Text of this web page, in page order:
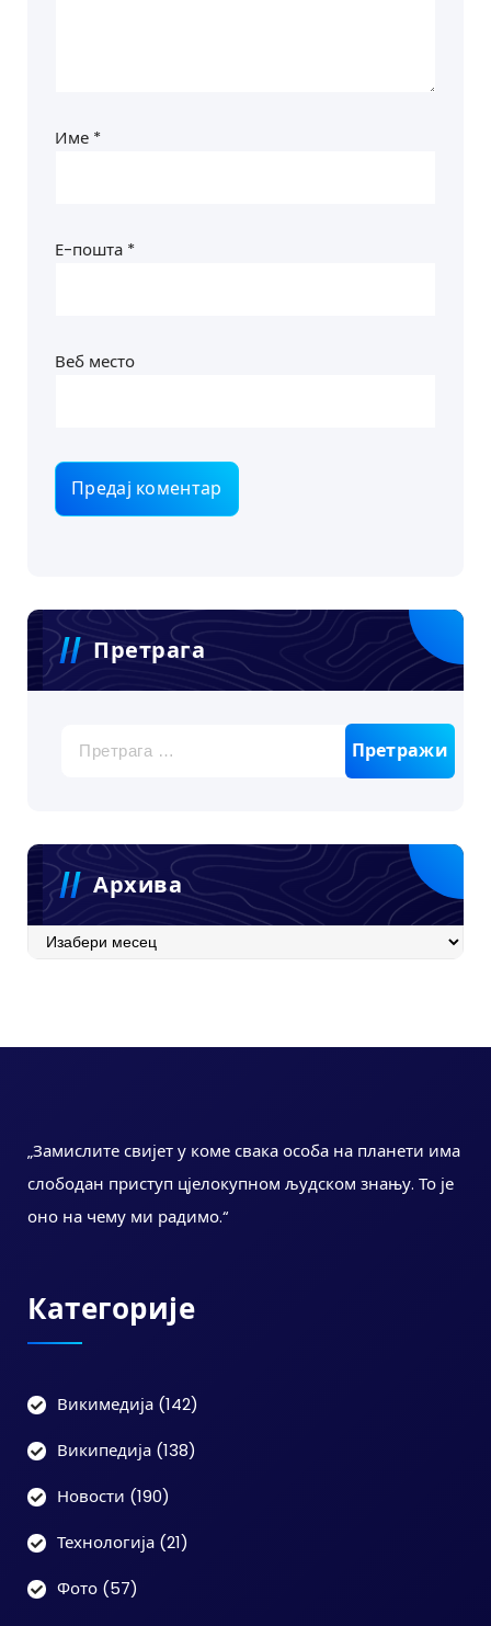
Име *
Е-пошта *
Веб место
Претрага
Архива
Архива
„Замислите свијет у коме свака особа на планети има
слободан приступ цјелокупном људском знању. То је
оно на чему ми радимо.“
Категорије
Викимедија (142)
Википедија (138)
Новости (190)
Технологија (21)
Фото (57)